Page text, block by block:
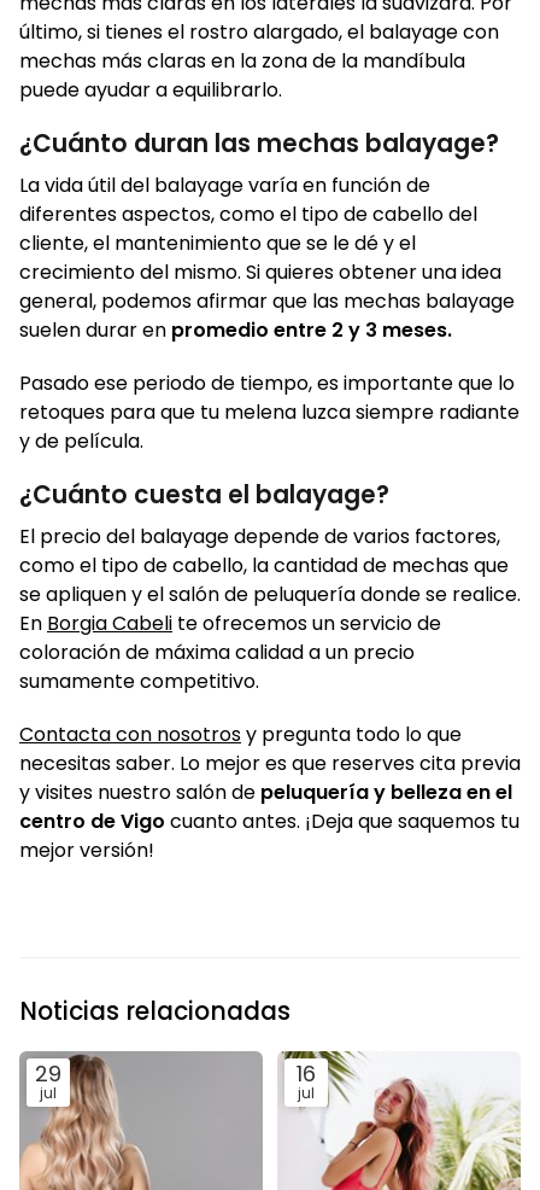
último, si tienes el rostro alargado, el balayage con
mechas más claras en la zona de la mandíbula
puede ayudar a equilibrarlo.
¿Cuánto duran las mechas balayage?
La vida útil del balayage varía en función de
diferentes aspectos, como el tipo de cabello del
cliente, el mantenimiento que se le dé y el
crecimiento del mismo. Si quieres obtener una idea
general, podemos afirmar que las mechas balayage
suelen durar en promedio entre 2 y 3 meses.
Pasado ese periodo de tiempo, es importante que lo
retoques para que tu melena luzca siempre radiante
y de película.
¿Cuánto cuesta el balayage?
El precio del balayage depende de varios factores,
como el tipo de cabello, la cantidad de mechas que
se apliquen y el salón de peluquería donde se realice.
En Borgia Cabeli te ofrecemos un servicio de
coloración de máxima calidad a un precio
sumamente competitivo.
Contacta con nosotrosy pregunta todo lo que
necesitas saber. Lo mejor es que reserves cita previa
y visites nuestro salón de peluquería y belleza en el
centro de Vigo cuanto antes. ¡Deja que saquemos tu
mejor versión!
Noticias relacionadas
29
jul
16
jul